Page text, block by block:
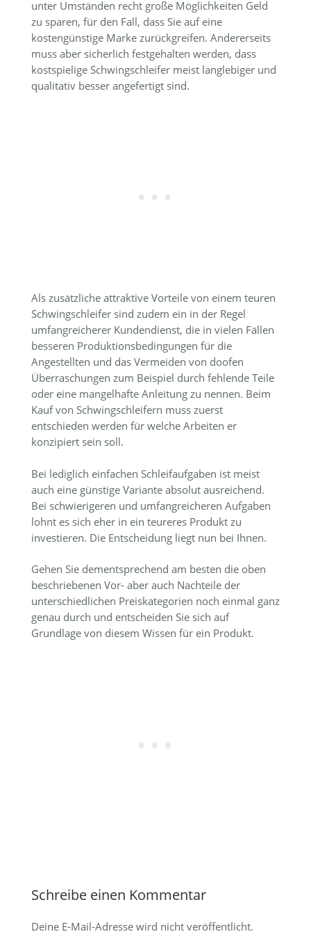
unter Umständen recht große Möglichkeiten Geld
zu sparen, für den Fall, dass Sie auf eine
kostengünstige Marke zurückgreifen. Andererseits
muss aber sicherlich festgehalten werden, dass
kostspielige Schwingschleifer meist langlebiger und
qualitativ besser angefertigt sind.
Als zusätzliche attraktive Vorteile von einem teuren
Schwingschleifer sind zudem ein in der Regel
umfangreicherer Kundendienst, die in vielen Fällen
besseren Produktionsbedingungen für die
Angestellten und das Vermeiden von doofen
Überraschungen zum Beispiel durch fehlende Teile
oder eine mangelhafte Anleitung zu nennen. Beim
Kauf von Schwingschleifern muss zuerst
entschieden werden für welche Arbeiten er
konzipiert sein soll.
Bei lediglich einfachen Schleifaufgaben ist meist
auch eine günstige Variante absolut ausreichend.
Bei schwierigeren und umfangreicheren Aufgaben
lohnt es sich eher in ein teureres Produkt zu
investieren. Die Entscheidung liegt nun bei Ihnen.
Gehen Sie dementsprechend am besten die oben
beschriebenen Vor- aber auch Nachteile der
unterschiedlichen Preiskategorien noch einmal ganz
genau durch und entscheiden Sie sich auf
Grundlage von diesem Wissen für ein Produkt.
Schreibe einen Kommentar
Deine E-Mail-Adresse wird nicht veröffentlicht.